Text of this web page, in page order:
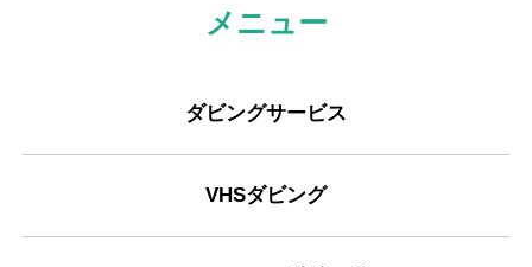
メニュー
ダビングサービス
VHSダビング